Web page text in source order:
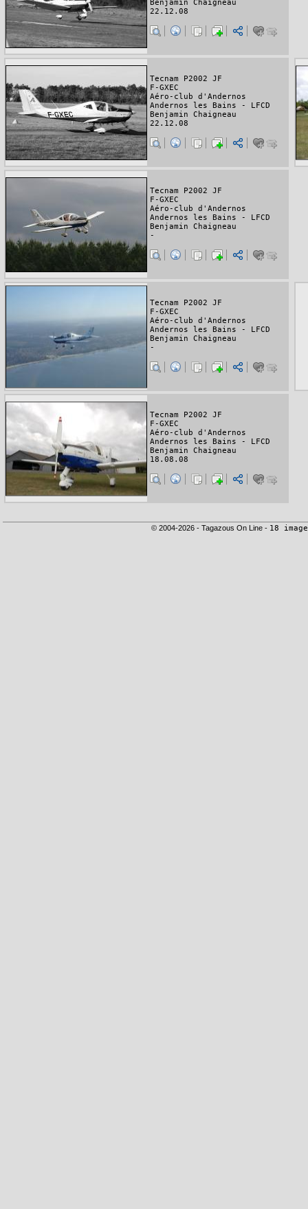
Benjamin Chaigneau
22.12.08
Tecnam P2002 JF
F-GXEC
Aéro-club d'Andernos
Andernos les Bains - LFCD
Benjamin Chaigneau
22.12.08
Tecnam P2002 JF
F-GXEC
Aéro-club d'Andernos
Andernos les Bains - LFCD
Benjamin Chaigneau
-
Tecnam P2002 JF
F-GXEC
Aéro-club d'Andernos
Andernos les Bains - LFCD
Benjamin Chaigneau
-
Tecnam P2002 JF
F-GXEC
Aéro-club d'Andernos
Andernos les Bains - LFCD
Benjamin Chaigneau
18.08.08
© 2004-2026 - Tagazous On Line - 18